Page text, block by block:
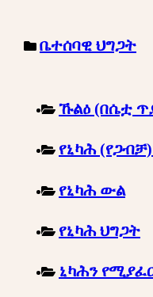
ቤተሰባዊ ህግጋት
ኹልዕ (በሴቷ
የኒካሕ
የኒካሕ ውል
የኒካሕ ህግጋት
ኒካሕን